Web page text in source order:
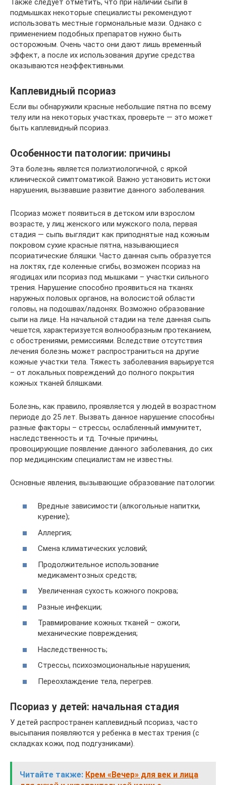
подмышках некоторые специалисты рекомендуют
использовать местные гормональные мази. Однако с
применением подобных препаратов нужно быть
осторожным. Очень часто они дают лишь временный
эффект, а после их использования другие средства
оказываются неэффективными.
Каплевидный псориаз
Если вы обнаружили красные небольшие пятна по всему
телу или на некоторых участках, проверьте — это может
быть каплевидный псориаз.
Особенности патологии: причины
Эта болезнь является полиэтиологичной, с яркой
клинической симптоматикой. Важно установить истоки
нарушения, вызвавшие развитие данного заболевания.
Псориаз может появиться в детском или взрослом
возрасте, у лиц женского или мужского пола, первая
стадия — сыпь выглядит как приподнятые над кожным
покровом сухие красные пятна, называющиеся
псориатические бляшки. Часто данная сыпь образуется
на локтях, где коленные сгибы, возможен псориаз на
ягодицах или псориаз под мышками – участки сильного
трения. Нарушение способно проявиться на тканях
наружных половых органов, на волосистой области
головы, на подошвах/ладонях. Возможно образование
сыпи на лице. На начальной стадии на теле данная сыпь
чешется, характеризуется волнообразным протеканием,
с обострениями, ремиссиями. Вследствие отсутствия
лечения болезнь может распространиться на другие
кожные участки тела. Тяжесть заболевания варьируется
– от локальных повреждений до полного покрытия
кожных тканей бляшками.
Болезнь, как правило, проявляется у людей в возрастном
периоде до 25 лет. Вызвать данное нарушение способны
разные факторы – стрессы, ослабленный иммунитет,
наследственность и тд. Точные причины,
провоцирующие появление данного заболевания, до сих
пор медицинским специалистам не известны.
Основные явления, вызывающие образование патологии:
Вредные зависимости (алкогольные напитки,
курение);
Аллергия;
Смена климатических условий;
Продолжительное использование
медикаментозных средств;
Увеличенная сухость кожного покрова;
Разные инфекции;
Травмирование кожных тканей – ожоги,
механические повреждения;
Наследственность;
Стрессы, психоэмоциональные нарушения;
Переохлаждение тела, перегрев.
Псориаз у детей: начальная стадия
У детей распространен каплевидный псориаз, часто
высыпания появляются у ребенка в местах трения (с
складках кожи, под подгузниками).
Читайте также: Крем «Вечер» для век и лица